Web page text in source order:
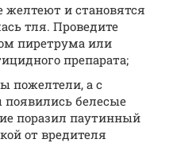
желтеют и становятся
тля. Проведите
пиретрума или
препарата;
пожелтели, а с
появились белесые
поразил паутинный
от вредителя